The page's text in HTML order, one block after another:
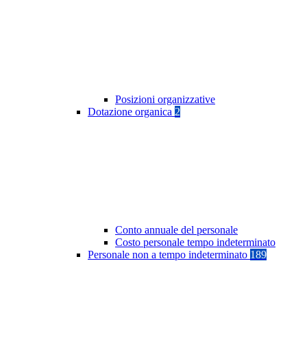
Posizioni organizzative
Dotazione organica 2
Conto annuale del personale
Costo personale tempo indeterminato
Personale non a tempo indeterminato 189